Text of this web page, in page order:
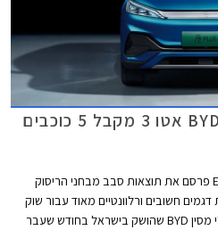
ארגון הבטיחות האירופאי Euro NCAP פרסם את תוצאות סבב מבחני הריסוק
חשובים ורלוונטיים מאוד עבור שוק
הרכב הישראלי. מותג הרכב החשמלי מסין BYD שהושק בישראל בחודש שעבר